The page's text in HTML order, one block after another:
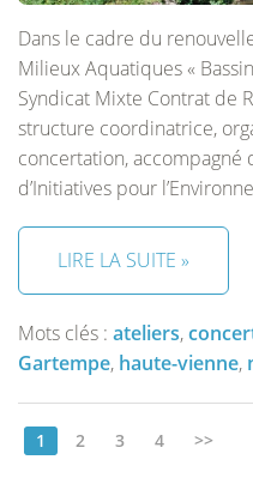
Dans le cadre du
Milieux Aquatiques «
Syndicat Mixte Contrat de
structure coordinatrice,
concertation, accompagné
d’Initiatives pour
LIRE LA SUITE »
Mots clés : ateliers,
Gartempe, haute-vienne,
1 2 3 4 >>